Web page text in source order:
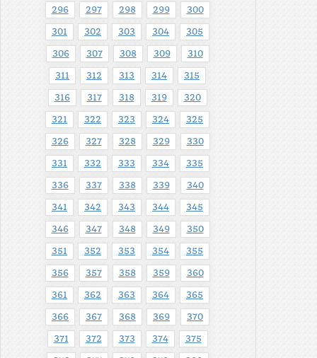
296 297 298 299 300
301 302 303 304 305
306 307 308 309 310
311 312 313 314 315
316 317 318 319 320
321 322 323 324 325
326 327 328 329 330
331 332 333 334 335
336 337 338 339 340
341 342 343 344 345
346 347 348 349 350
351 352 353 354 355
356 357 358 359 360
361 362 363 364 365
366 367 368 369 370
371 372 373 374 375